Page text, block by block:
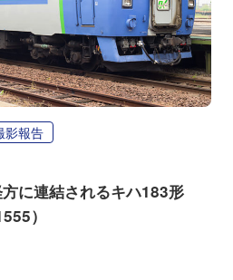
影報告
方に連結されるキハ183形
）